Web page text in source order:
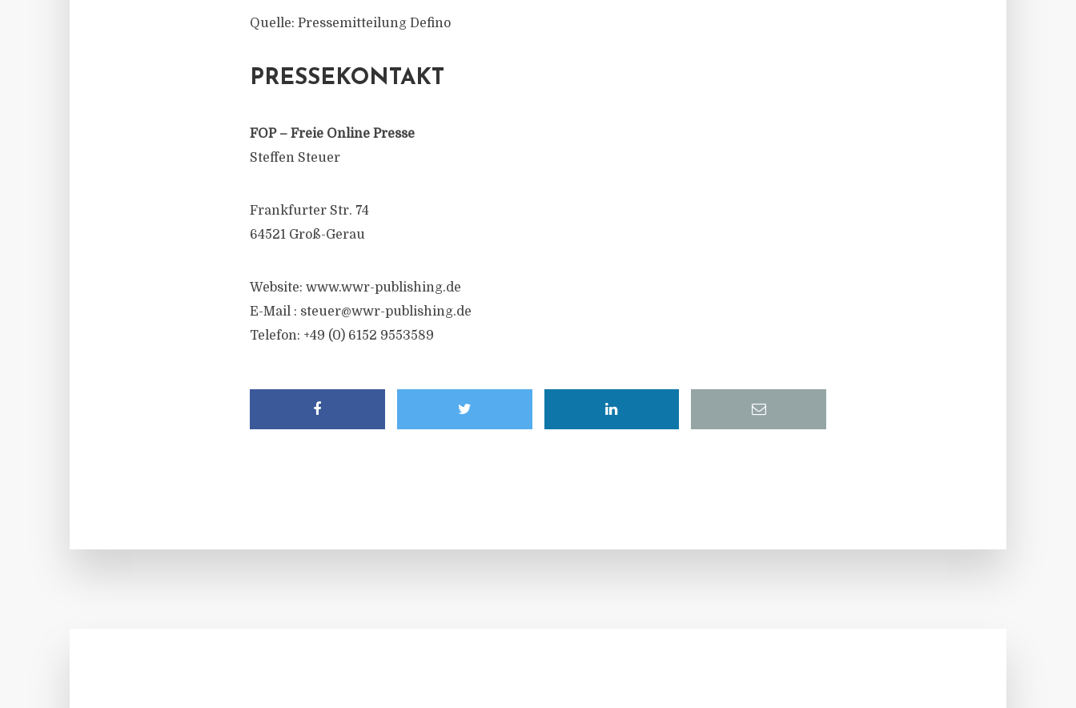
Quelle: Pressemitteilung Defino
PRESSEKONTAKT
FOP – Freie Online Presse
Steffen Steuer
Frankfurter Str. 74
64521 Groß-Gerau
Website: www.wwr-publishing.de
E-Mail : steuer@wwr-publishing.de
Telefon: +49 (0) 6152 9553589